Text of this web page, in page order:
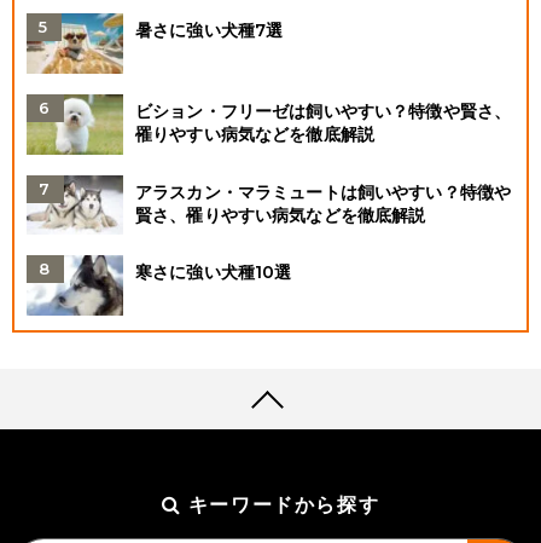
暑さに強い犬種7選
ビション・フリーゼは飼いやすい？特徴や賢さ、
罹りやすい病気などを徹底解説
アラスカン・マラミュートは飼いやすい？特徴や
賢さ、罹りやすい病気などを徹底解説
寒さに強い犬種10選
キーワードから探す